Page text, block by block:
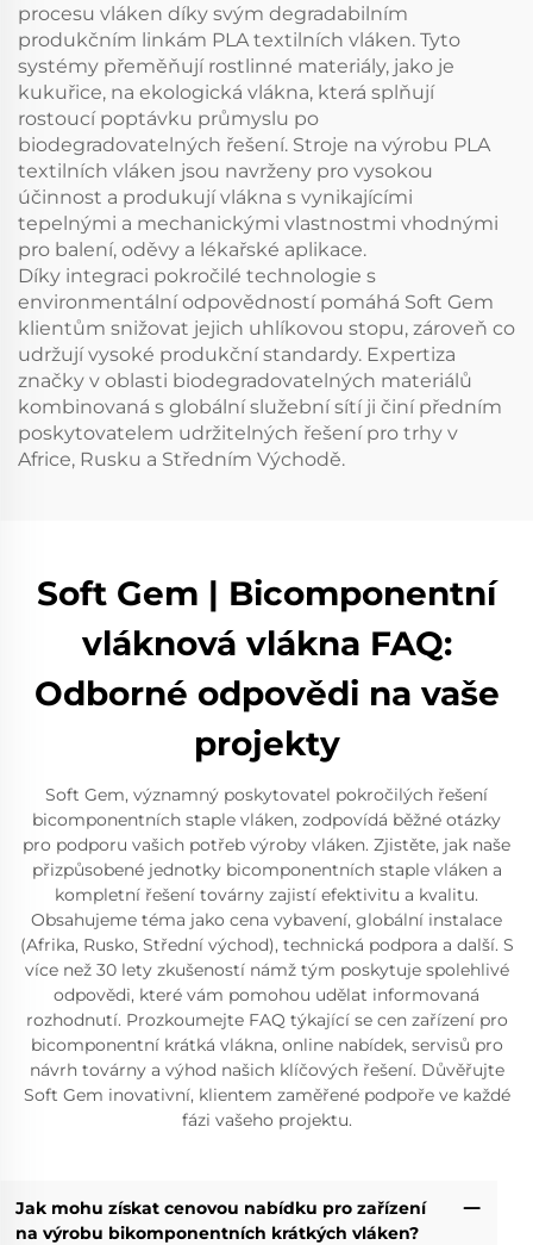
procesu vláken díky svým degradabilním
produkčním linkám PLA textilních vláken. Tyto
systémy přeměňují rostlinné materiály, jako je
kukuřice, na ekologická vlákna, která splňují
rostoucí poptávku průmyslu po
biodegradovatelných řešení. Stroje na výrobu PLA
textilních vláken jsou navrženy pro vysokou
účinnost a produkují vlákna s vynikajícími
tepelnými a mechanickými vlastnostmi vhodnými
pro balení, oděvy a lékařské aplikace.
Díky integraci pokročilé technologie s
environmentální odpovědností pomáhá Soft Gem
klientům snižovat jejich uhlíkovou stopu, zároveň co
udržují vysoké produkční standardy. Expertiza
značky v oblasti biodegradovatelných materiálů
kombinovaná s globální služební sítí ji činí předním
poskytovatelem udržitelných řešení pro trhy v
Africe, Rusku a Středním Východě.
Soft Gem | Bicomponentní
vláknová vlákna FAQ:
Odborné odpovědi na vaše
projekty
Soft Gem, významný poskytovatel pokročilých řešení
bicomponentních staple vláken, zodpovídá běžné otázky
pro podporu vašich potřeb výroby vláken. Zjistěte, jak naše
přizpůsobené jednotky bicomponentních staple vláken a
kompletní řešení továrny zajistí efektivitu a kvalitu.
Obsahujeme téma jako cena vybavení, globální instalace
(Afrika, Rusko, Střední východ), technická podpora a další. S
více než 30 lety zkušeností námž tým poskytuje spolehlivé
odpovědi, které vám pomohou udělat informovaná
rozhodnutí. Prozkoumejte FAQ týkající se cen zařízení pro
bicomponentní krátká vlákna, online nabídek, servisů pro
návrh továrny a výhod našich klíčových řešení. Důvěřujte
Soft Gem inovativní, klientem zaměřené podpoře ve každé
fázi vašeho projektu.
Jak mohu získat cenovou nabídku pro zařízení
na výrobu bikomponentních krátkých vláken?